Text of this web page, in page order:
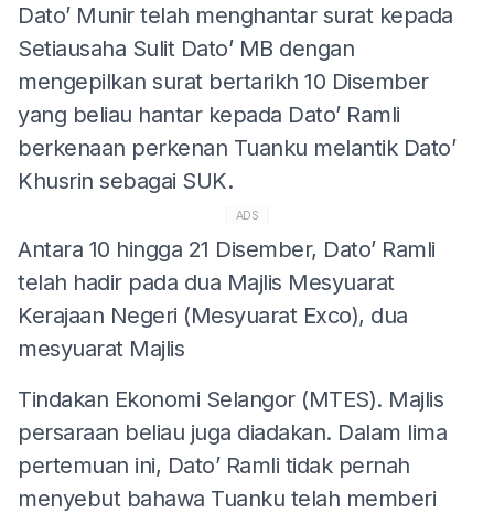
Dato’ Munir telah menghantar surat kepada
Setiausaha Sulit Dato’ MB dengan
mengepilkan surat bertarikh 10 Disember
yang beliau hantar kepada Dato’ Ramli
berkenaan perkenan Tuanku melantik Dato’
Khusrin sebagai SUK.
ADS
Antara 10 hingga 21 Disember, Dato’ Ramli
telah hadir pada dua Majlis Mesyuarat
Kerajaan Negeri (Mesyuarat Exco), dua
mesyuarat Majlis
Tindakan Ekonomi Selangor (MTES). Majlis
persaraan beliau juga diadakan. Dalam lima
pertemuan ini, Dato’ Ramli tidak pernah
menyebut bahawa Tuanku telah memberi